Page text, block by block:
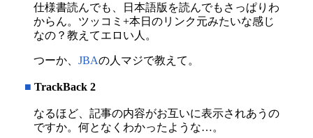
仕様書読んでも、日本語版を読んでもさっぱりわ
からん。ツッコミ+本日のリンク元みたいな感じ
なの？教えてエロい人。
つーか、 JBAの人マジで教えて。
■ TrackBack 2
なるほど、記事の内容がお互いに表示されあうの
ですか。何となくわかったような…。